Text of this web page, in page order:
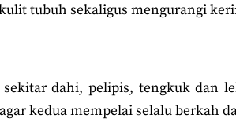
tubuh sekaligus mengurangi
dahi, pelipis, tengkuk dan
kedua mempelai selalu berkah